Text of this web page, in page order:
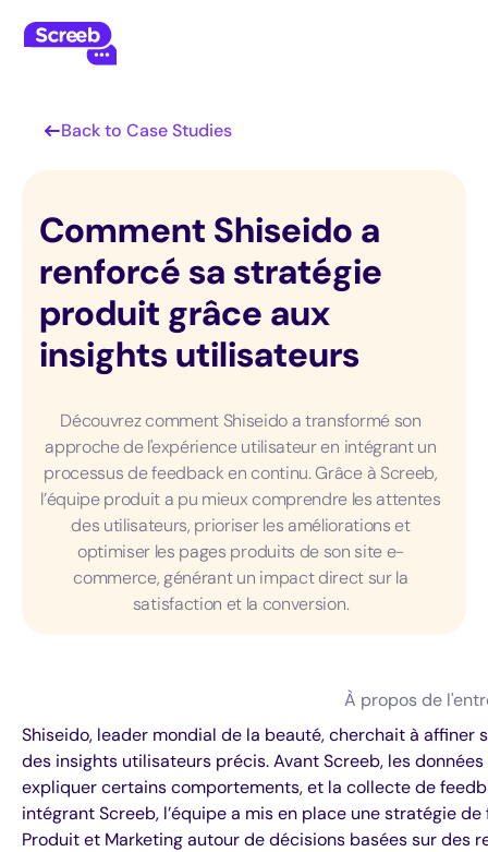
Back to Case Studies
Comment Shiseido a
renforcé sa stratégie
produit grâce aux
insights utilisateurs
Découvrez comment Shiseido a transformé son
approche de l'expérience utilisateur en intégrant un
processus de feedback en continu. Grâce à Screeb,
l’équipe produit a pu mieux comprendre les attentes
des utilisateurs, prioriser les améliorations et
optimiser les pages produits de son site e-
commerce, générant un impact direct sur la
satisfaction et la conversion.
À propos de
Shiseido, leader mondial de la beauté, cherchait à affiner
des insights utilisateurs précis. Avant Screeb, les
expliquer certains comportements, et la collecte de
intégrant Screeb, l’équipe a mis en place une stratégie
Produit et Marketing autour de décisions basées sur des